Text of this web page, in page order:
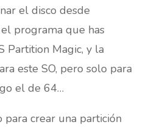
el disco desde
programa que has
Partition Magic, y la
este SO, pero solo para
el de 64…
crear una partición